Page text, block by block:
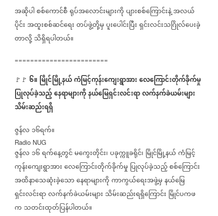
အဆိုပါစစ်ကောင်စီရုပ်အလောင်းများကိုပျားစစ်ကြောင်းနဲ့အလယ်
ပိုင်းအထူးစစ်ဆင်ရေးတပ်ဖွဲ့တို့မှပူးပေါင်းပြီးရှင်းလင်းသဂြိုလ်ပေးခဲ့
တာလို့သိရှိရပါတယ်။
========================
🚩🚩 ၆။ မြိုင်မြို့နယ်ကံမြင့်ကုန်းကျေးရွာအားလေကြောင်းတိုက်ခိုက်မှု
ပြုလုပ်ခဲ့သည့်နေရာများကိုနယ်မြေရှင်းလင်းရာလက်နက်ခဲယမ်းများ
သိမ်းဆည်းရရှိ
ဇွန်လ ၁၆ရက်။
Radio NUG
ဇွန်လ ၁၆ရက်နေ့တွင်မကွေးတိုင်း၊ပခုက္ကူခရိုင်၊ မြိုင်မြို့နယ်ကံမြင့်
ကုန်းကျေးရွာအားလေကြောင်းတိုက်ခိုက်မှု ပြုလုပ်ခဲ့သည့်စစ်ကြောင်း
အထိနာသေဆုံးခဲ့သောနေရာများကိုကာကွယ်ရေးအဖွဲ့မှနယ်မြေ
ရှင်းလင်းရာလက်နက်ခဲယမ်းများ သိမ်းဆည်းရရှိကြောင်း မြိုင်ပကဖ
က သတင်းထုတ်ပြန်ပါတယ်။